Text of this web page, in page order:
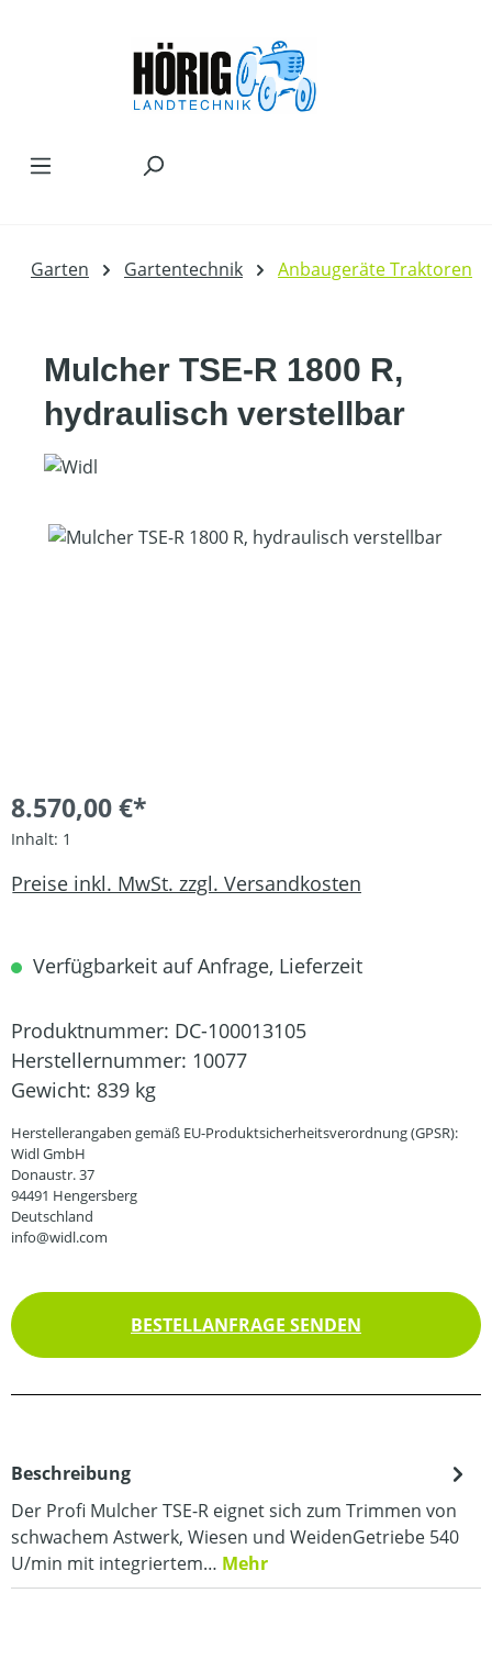
Garten Gartentechnik Anbaugeräte Traktoren
Mulcher TSE-R 1800 R,
hydraulisch verstellbar
Bildergalerie überspringen
8.570,00 €*
Inhalt: 1
Preise inkl. MwSt. zzgl. Versandkosten
Verfügbarkeit auf Anfrage, Lieferzeit
Produktnummer: DC-100013105
Herstellernummer: 10077
Gewicht: 839 kg
Herstellerangaben gemäß EU-Produktsicherheitsverordnung (GPSR):
Widl GmbH
Donaustr. 37
94491 Hengersberg
Deutschland
info@widl.com
BESTELLANFRAGE SENDEN
Beschreibung
Der Profi Mulcher TSE-R eignet sich zum Trimmen von
schwachem Astwerk, Wiesen und WeidenGetriebe 540
U/min mit integriertem… Mehr